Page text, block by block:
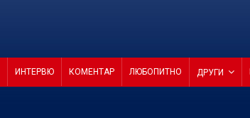
ИНТЕРВЮ КОМЕНТАР ЛЮБОПИТНО ДРУГИ